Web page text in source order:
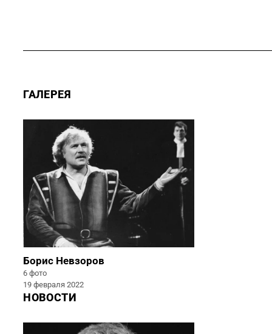
ГАЛЕРЕЯ
Борис Невзоров
6 фото
19 февраля 2022
НОВОСТИ